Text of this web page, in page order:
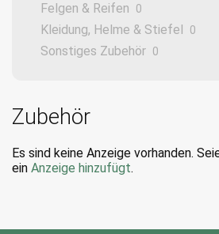
Felgen & Reifen 0
Kleidung, Helme & Stiefel 0
Sonstiges Zubehör 0
Zubehör
Es sind keine Anzeige vorhanden.
ein Anzeige hinzufügt.